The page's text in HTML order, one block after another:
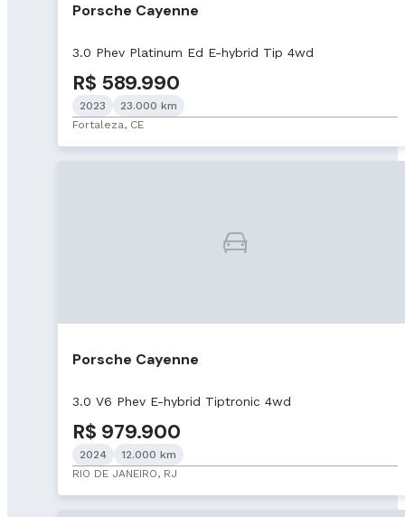
Porsche Cayenne
3.0 Phev Platinum Ed E-hybrid Tip 4wd
R$ 589.990
2023
23.000 km
Fortaleza, CE
Porsche Cayenne
3.0 V6 Phev E-hybrid Tiptronic 4wd
R$ 979.900
2024
12.000 km
RIO DE JANEIRO, RJ